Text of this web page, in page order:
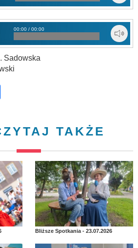
00:00 / 00:00
Sadowska
TAKŻE
Bliższe Spotkania - 23.07.2026